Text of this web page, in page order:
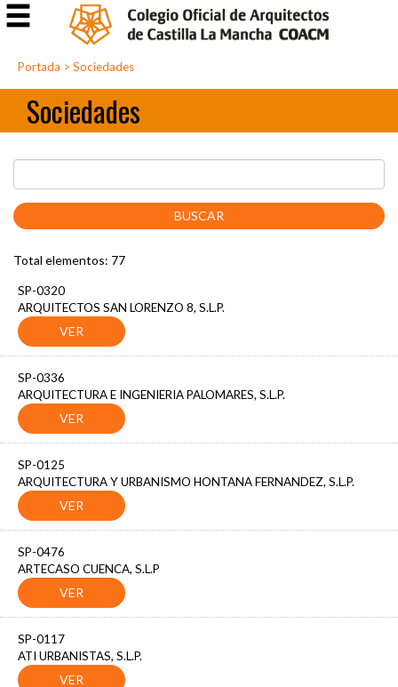
Portada > Sociedades
Sociedades
BUSCAR
Total elementos: 77
SP-0320
ARQUITECTOS SAN LORENZO 8, S.L.P.
SP-0336
ARQUITECTURA E INGENIERIA PALOMARES, S.L.P.
SP-0125
ARQUITECTURA Y URBANISMO HONTANA FERNANDEZ, S.L.P.
SP-0476
ARTECASO CUENCA, S.L.P
SP-0117
ATI URBANISTAS, S.L.P.